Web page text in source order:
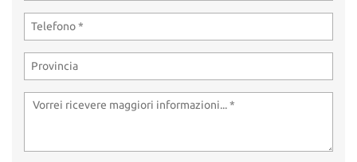
Cookie necessari
Cookie delle preferenze
Cookie per il miglioramento dell'esperienza utente